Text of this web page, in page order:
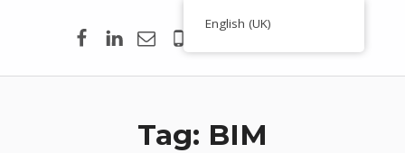
00351 938 354 756
Tag: BIM
English (UK)